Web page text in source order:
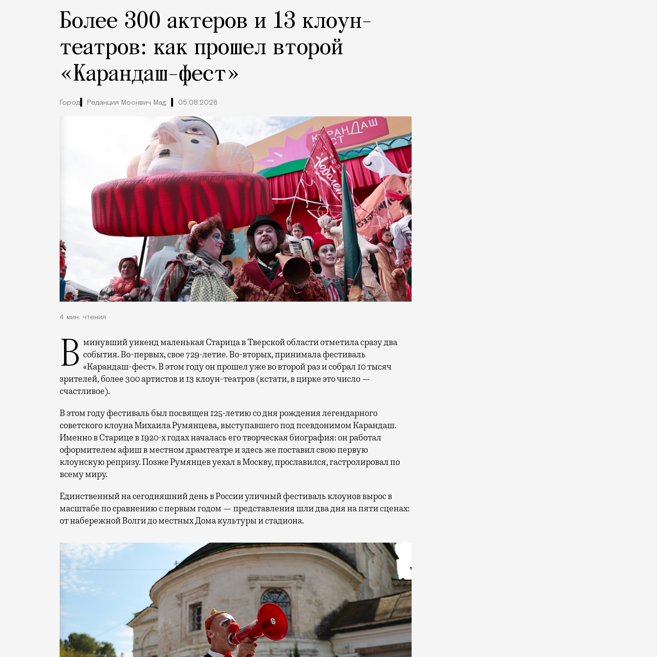
Более 300 актеров и 13 клоун-
театров: как прошел второй
«Карандаш-фест»
Город Редакция Москвич Mag 05.08.2026
4 мин. чтения
В минувший уикенд маленькая Старица в Тверской области отметила сразу два события. Во-первых, свое 729-летие. Во-вторых, принимала фестиваль
«Карандаш-фест». В этом году он прошел уже во второй раз и собрал 10 тысяч
зрителей, более 300 артистов и 13 клоун-театров (кстати, в цирке это число —
счастливое).
В этом году фестиваль был посвящен 125-летию со дня рождения легендарного
советского клоуна Михаила Румянцева, выступавшего под псевдонимом Карандаш.
Именно в Старице в 1920-х годах началась его творческая биография: он работал
оформителем афиш в местном драмтеатре и здесь же поставил свою первую
клоунскую репризу. Позже Румянцев уехал в Москву, прославился, гастролировал по
всему миру.
Единственный на сегодняшний день в России уличный фестиваль клоунов вырос в
масштабе по сравнению с первым годом — представления шли два дня на пяти сценах:
от набережной Волги до местных Дома культуры и стадиона.